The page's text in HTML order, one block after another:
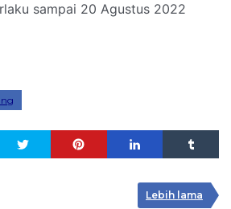
sampai 20 Agustus 2022
Lebih lama